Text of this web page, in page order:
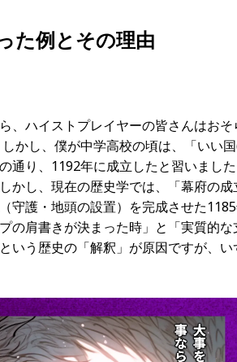
た例とその理由
、ハイストプレイヤーの皆さんはお
かし、僕が中学高校の頃は、「いい
通り、1192年に成立したと習いまし
かし、現在の歴史学では、「幕府の
守護・地頭の設置）を完成させた
の肩書きが決まった時」と「実質的な
いう歴史の「解釈」が原因ですが、